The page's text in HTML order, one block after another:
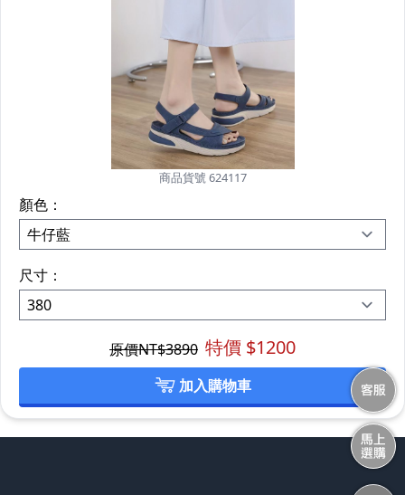
商品貨號 624117
顏色：
尺寸：
原價NT$3890 特價 $1200
加入購物車